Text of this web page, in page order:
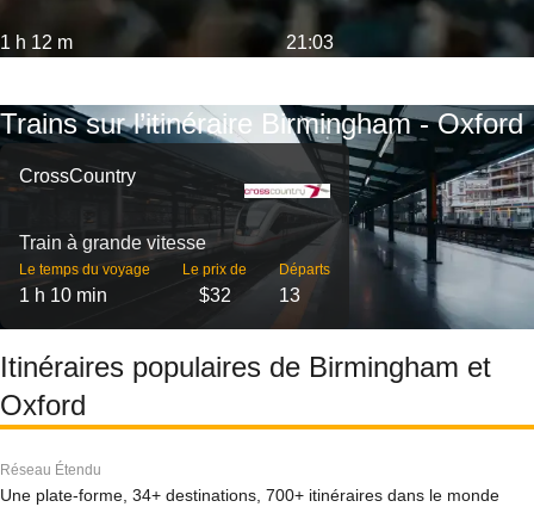
1 h 12 m 21:03
Trains sur l’itinéraire Birmingham - Oxford
CrossCountry
Train à grande vitesse
Le temps du voyage
1 h 10 min
Le prix de
$32
Départs
13
Itinéraires populaires de Birmingham et
Oxford
Réseau Étendu
Une plate-forme, 34+ destinations, 700+ itinéraires dans le monde